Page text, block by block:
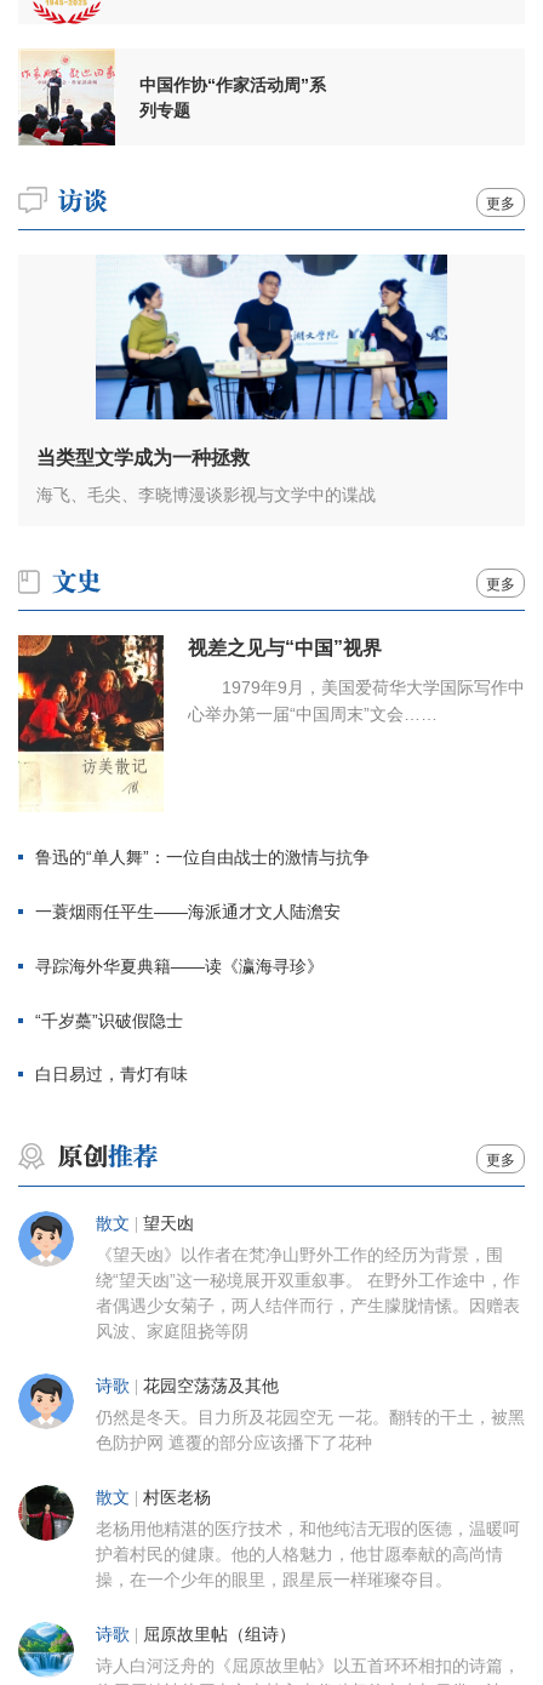
中国作协“作家活动周”系
列专题
更多
当类型文学成为一种拯救
海飞、毛尖、李晓博漫谈影视与文学中的谍战
更多
视差之见与“中国”视界
1979年9月，美国爱荷华大学国际写作中
心举办第一届“中国周末”文会……
鲁迅的“单人舞”：一位自由战士的激情与抗争
一蓑烟雨任平生——海派通才文人陆澹安
寻踪海外华夏典籍——读《瀛海寻珍》
“千岁蘽”识破假隐士
白日易过，青灯有味
更多
散文 | 望天凼
《望天凼》以作者在梵净山野外工作的经历为背景，围
绕“望天凼”这一秘境展开双重叙事。 在野外工作途中，作
者偶遇少女菊子，两人结伴而行，产生朦胧情愫。因赠表
风波、家庭阻挠等阴
诗歌 | 花园空荡荡及其他
仍然是冬天。目力所及花园空无 一花。翻转的干土，被黑
色防护网 遮覆的部分应该播下了花种
散文 | 村医老杨
老杨用他精湛的医疗技术，和他纯洁无瑕的医德，温暖呵
护着村民的健康。他的人格魅力，他甘愿奉献的高尚情
操，在一个少年的眼里，跟星辰一样璀璨夺目。
诗歌 | 屈原故里帖（组诗）
诗人白河泛舟的《屈原故里帖》以五首环环相扣的诗篇，